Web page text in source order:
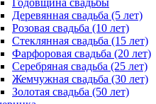
Годовщина свадьбы
Деревянная свадьба (5 лет)
Розовая свадьба (10 лет)
Стеклянная свадьба (15 лет)
Фарфоровая свадьба (20 лет)
Серебряная свадьба (25 лет)
Жемчужная свадьба (30 лет)
Золотая свадьба (50 лет)